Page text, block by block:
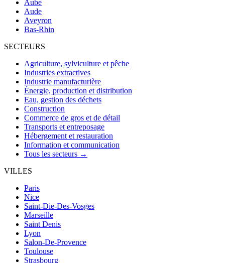
Aube
Aude
Aveyron
Bas-Rhin
SECTEURS
Agriculture, sylviculture et pêche
Industries extractives
Industrie manufacturière
Énergie, production et distribution
Eau, gestion des déchets
Construction
Commerce de gros et de détail
Transports et entreposage
Hébergement et restauration
Information et communication
Tous les secteurs →
VILLES
Paris
Nice
Saint-Die-Des-Vosges
Marseille
Saint Denis
Lyon
Salon-De-Provence
Toulouse
Strasbourg